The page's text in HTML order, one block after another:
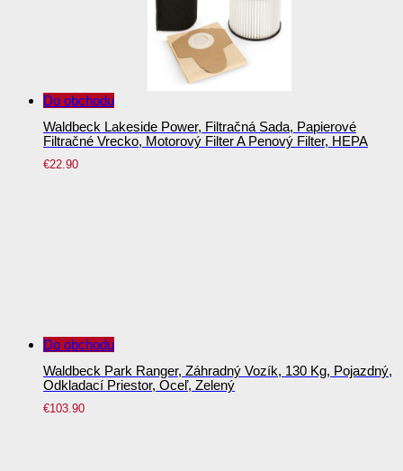
Do obchodu
Waldbeck Lakeside Power, Filtračná Sada, Papierové
Filtračné Vrecko, Motorový Filter A Penový Filter, HEPA
€22.90
Do obchodu
Waldbeck Park Ranger, Záhradný Vozík, 130 Kg, Pojazdný,
Odkladací Priestor, Oceľ, Zelený
€103.90